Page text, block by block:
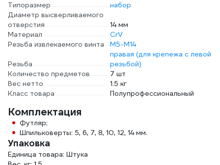
Типоразмер
набор
Диаметр высверливаемого
отверстия
14 мм
Материал
CrV
Резьба извлекаемого винта
М5-М14
Резьба
правая (для крепежа с левой
резьбой)
Количество предметов
7 шт
Вес нетто
1.5 кг
Класс товара
Полупрофессиональный
Комплектация
Футляр;
Шпильковерты: 5, 6, 7, 8, 10, 12, 14 мм.
Упаковка
Единица товара: Штука